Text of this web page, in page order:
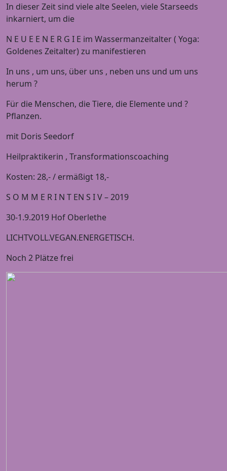
In dieser Zeit sind viele alte Seelen, viele Starseeds
inkarniert, um die
N E U E E N E R G I E im Wassermanzeitalter ( Yoga:
Goldenes Zeitalter) zu manifestieren
In uns , um uns, über uns , neben uns und um uns
herum ?
Für die Menschen, die Tiere, die Elemente und ?
Pflanzen.
mit Doris Seedorf
Heilpraktikerin , Transformationscoaching
Kosten: 28,- / ermäßigt 18,-
S O M M E R I N T EN S I V – 2019
30-1.9.2019 Hof Oberlethe
LICHTVOLL.VEGAN.ENERGETISCH.
Noch 2 Plätze frei